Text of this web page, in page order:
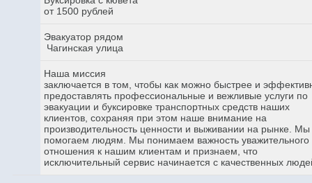
от 1500 рублей
Эвакуатор рядом
Чагинская улица
Наша миссия
заключается в том, чтобы как можно быстрее и
предоставлять профессиональные и вежливые услуги по
эвакуации и буксировке транспортных средств наших
клиентов, сохраняя при этом наше внимание на
производительность ценности и выживании на рынке. Мы
помогаем людям. Мы понимаем важность уважительного
отношения к нашим клиентам и признаем, что
исключительный сервис начинается с качественных